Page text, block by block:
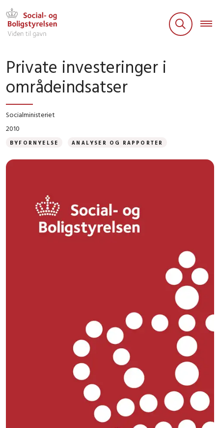
Private investeringer i
områdeindsatser
Socialministeriet
2010
BYFORNYELSE ANALYSER OG RAPPORTER